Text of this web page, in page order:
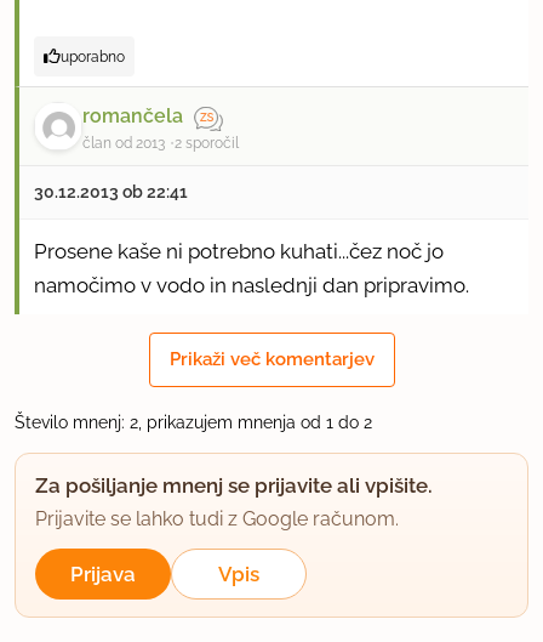
uporabno
romančela
član od 2013 2 sporočil
30.12.2013 ob 22:41
Prosene kaše ni potrebno kuhati...čez noč jo
namočimo v vodo in naslednji dan pripravimo.
Prikaži več komentarjev
Število mnenj: 2, prikazujem mnenja od 1 do 2
Za pošiljanje mnenj se prijavite ali vpišite.
Prijavite se lahko tudi z Google računom.
Prijava Vpis